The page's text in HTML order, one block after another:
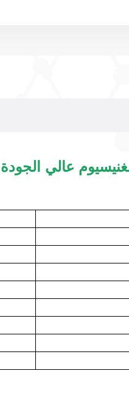
عالي الجودة